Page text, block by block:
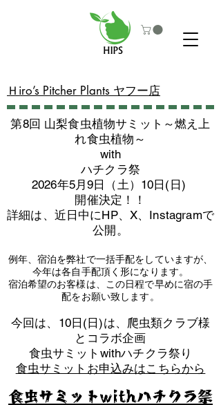
​Ｈiro’s Pitcher Plants ヤフー店
第8回 山梨食虫植物サミット～燃え上
れ食虫植物～
with
​ハチクラ祭
2026年5月9日（土）10日(日)
​開催決定！！
詳細は、近日中にHP、X、Instagramで
公開。
例年、宿泊を弊社で一括手配をしていますが、
今年は各自手配頂く形になります。
​宿泊希望のお客様は、この日程で早めに宿の手
配をお願い致します。
​今回は、10日(日)は、爬虫類クラブ様
とコラボ企画
​食虫サミットwithハチクラ祭り
食虫サミットお申込みはこちらから
食虫サミットwithハチクラ祭